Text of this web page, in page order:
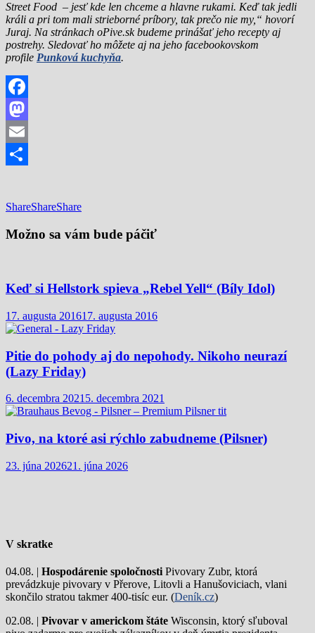
Street Food – jesť kde len chceme a hlavne rukami. Keď tak jedli
králi a pri tom mali strieborné príbory, tak prečo nie my,“ hovorí
Juraj. Na stránkach oPive.sk budeme prinášať jeho recepty aj
postrehy. Sledovať ho môžete aj na jeho facebookovskom
profile Punková kuchyňa.
Facebook
Mastodon
Email
ShareShareShare
Možno sa vám bude páčiť
Keď si Hellstork spieva „Rebel Yell“ (Bíly Idol)
17. augusta 201617. augusta 2016
Pitie do pohody aj do nepohody. Nikoho neurazí
(Lazy Friday)
6. decembra 2021 5. decembra 2021
Pivo, na ktoré asi rýchlo zabudneme (Pilsner)
23. júna 202621. júna 2026
V skratke
04.08. | Hospodárenie spoločnosti Pivovary Zubr, ktorá
prevádzkuje pivovary v Přerove, Litovli a Hanušoviciach, vlani
skončilo stratou takmer 400-tisíc eur. (Deník.cz)
02.08. | Pivovar v americkom štáte Wisconsin, ktorý sľuboval